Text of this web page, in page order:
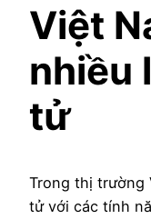
Việt
nhiều
tử
Trong thị trường
tử với các tính